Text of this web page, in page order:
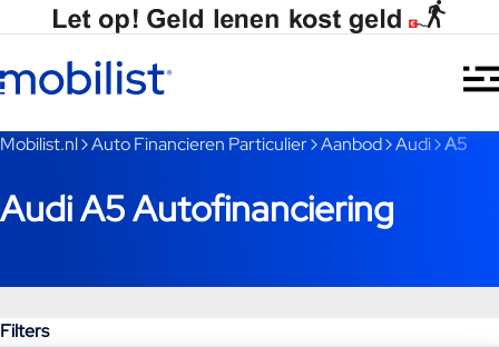
Ga naar hoofdinhoud
Je bent nu voorbij het hoofdmenu
Mobilist.nl Auto Financieren Particulier Aanbod Audi A5
Audi A5 Autofinanciering
Filters